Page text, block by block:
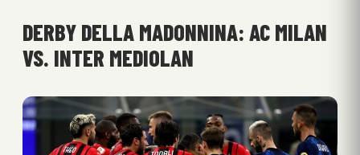
DERBY DELLA MADONNINA: AC MILAN
VS. INTER MEDIOLAN